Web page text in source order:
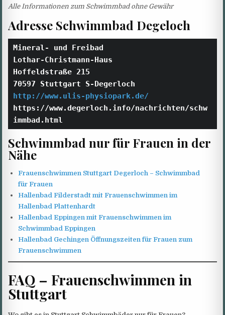
Alle Informationen zum Schwimmbad ohne Gewähr
Adresse Schwimmbad Degeloch
Mineral- und Freibad
Lothar-Christmann-Haus
Hoffeldstraße 215
70597 Stuttgart S-Degerloch
http://www.ulis-physiopark.de/
https://www.degerloch.info/nachrichten/schw
immbad.html
Schwimmbad nur für Frauen in der
Nähe
Frauenschwimmen Stuttgart Degerloch – Schwimmbad
für Frauen
Hallenbad Filderstadt mit Frauenschwimmen im
Hallenbad Plattenhardt
Hallenbad Eppingen mit Frauenschwimmen im
Schwimmbad Eppingen
Hallenbad Gechingen Öffnungszeiten für Frauen zum
Frauenschwimmen
FAQ – Frauenschwimmen in
Stuttgart